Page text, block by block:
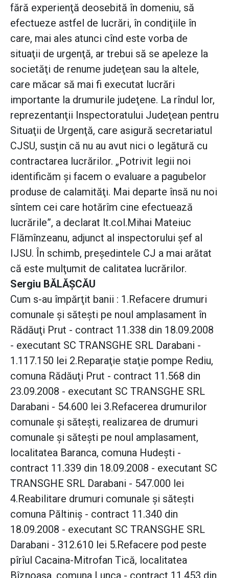
fără experienţă deosebită în domeniu, să
efectueze astfel de lucrări, în condiţiile în
care, mai ales atunci cînd este vorba de
situaţii de urgenţă, ar trebui să se apeleze la
societăţi de renume judeţean sau la altele,
care măcar să mai fi executat lucrări
importante la drumurile judeţene. La rîndul lor,
reprezentanţii Inspectoratului Judeţean pentru
Situaţii de Urgenţă, care asigură secretariatul
CJSU, susţin că nu au avut nici o legătură cu
contractarea lucrărilor. „Potrivit legii noi
identificăm şi facem o evaluare a pagubelor
produse de calamităţi. Mai departe însă nu noi
sîntem cei care hotărîm cine efectuează
lucrările”, a declarat lt.col.Mihai Mateiuc
Flămînzeanu, adjunct al inspectorului şef al
IJSU. În schimb, preşedintele CJ a mai arătat
că este mulţumit de calitatea lucrărilor.
Sergiu BĂLĂŞCĂU
Cum s-au împărţit banii : 1.Refacere drumuri
comunale şi săteşti pe noul amplasament în
Rădăuţi Prut - contract 11.338 din 18.09.2008
- executant SC TRANSGHE SRL Darabani -
1.117.150 lei 2.Reparaţie staţie pompe Rediu,
comuna Rădăuţi Prut - contract 11.568 din
23.09.2008 - executant SC TRANSGHE SRL
Darabani - 54.600 lei 3.Refacerea drumurilor
comunale şi săteşti, realizarea de drumuri
comunale şi săteşti pe noul amplasament,
localitatea Baranca, comuna Hudeşti -
contract 11.339 din 18.09.2008 - executant SC
TRANSGHE SRL Darabani - 547.000 lei
4.Reabilitare drumuri comunale şi săteşti
comuna Păltiniş - contract 11.340 din
18.09.2008 - executant SC TRANSGHE SRL
Darabani - 312.610 lei 5.Refacere pod peste
pîrîul Cacaina-Mitrofan Tică, localitatea